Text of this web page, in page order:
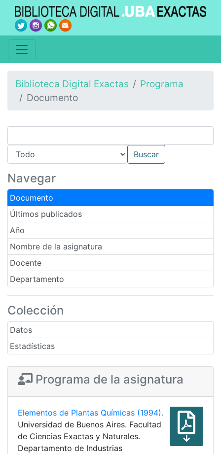
Biblioteca Digital Exactas
Programa
Documento
Navegar
Documento
Últimos publicados
Año
Nombre de la asignatura
Docente
Departamento
Colección
Datos
Estadísticas
Programa de la asignatura
Elementos de Plantas Químicas (1994).
Universidad de Buenos Aires. Facultad
de Ciencias Exactas y Naturales.
Departamento de Industrias